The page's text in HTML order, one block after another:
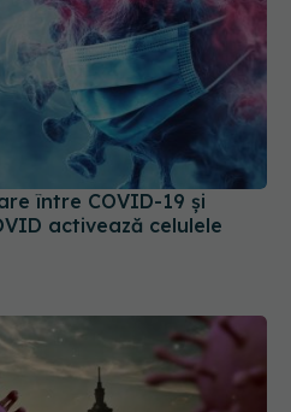
între COVID-19 și
activează celulele